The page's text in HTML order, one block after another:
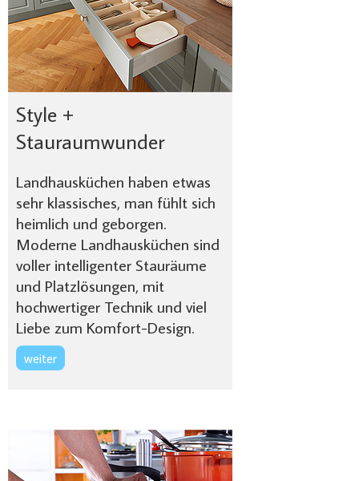
Style +
Stauraumwunder
Landhausküchen haben etwas
sehr klassisches, man fühlt sich
heimlich und geborgen.
Moderne Landhausküchen sind
voller intelligenter Stauräume
und Platzlösungen, mit
hochwertiger Technik und viel
Liebe zum Komfort-Design.
weiter